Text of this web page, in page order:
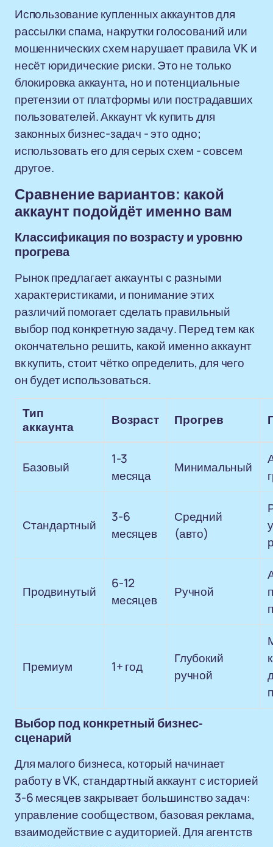
Использование купленных аккаунтов для
рассылки спама, накрутки голосований или
мошеннических схем нарушает правила VK и
несёт юридические риски. Это не только
блокировка аккаунта, но и потенциальные
претензии от платформы или пострадавших
пользователей. Аккаунт vk купить для
законных бизнес-задач - это одно;
использовать его для серых схем - совсем
другое.
Сравнение вариантов: какой
аккаунт подойдёт именно вам
Классификация по возрасту и уровню
прогрева
Рынок предлагает аккаунты с разными
характеристиками, и понимание этих
различий помогает сделать правильный
выбор под конкретную задачу. Перед тем как
окончательно решить, какой именно аккаунт
вк купить, стоит чётко определить, для чего
он будет использоваться.
Тип
аккаунта
Возраст Прогрев
Базовый
1-3
месяца
Минимальный
Стандартный
3-6
месяцев
Средний
(авто)
Продвинутый
6-12
месяцев
Ручной
Премиум 1+ год
Глубокий
ручной
Выбор под конкретный бизнес-
сценарий
Для малого бизнеса, который начинает
работу в VK, стандартный аккаунт с историей
3-6 месяцев закрывает большинство задач:
управление сообществом, базовая реклама,
взаимодействие с аудиторией. Для агентств